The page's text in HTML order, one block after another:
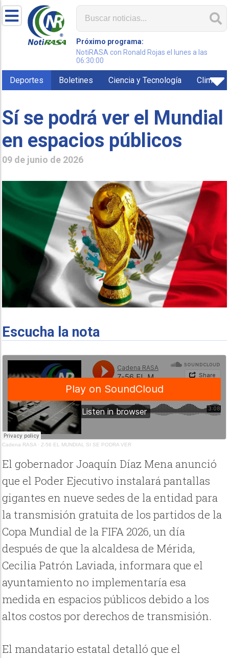
Próximo programa:
NotiRASA con Ronald Rojas el lunes a las
06:30:00
Deportes Boletines Ciencia y Tecnología Clima
Sí se podrá ver el Mundial
en espacios públicos
09 de junio de 2026
Escucha la nota
Cadena RASA · Z-56 EL MUNDIAL SI SE PODRA VER
El gobernador Joaquín Díaz Mena anunció
que el Poder Ejecutivo instalará pantallas
gigantes en nueve sedes de la entidad para
la transmisión gratuita de los partidos de la
Copa Mundial de la FIFA 2026, un día
después de que la alcaldesa de Mérida,
Cecilia Patrón Laviada, informara que el
ayuntamiento no implementaría esa
medida en espacios públicos debido a los
altos costos por derechos de transmisión.
El mandatario estatal detalló que el